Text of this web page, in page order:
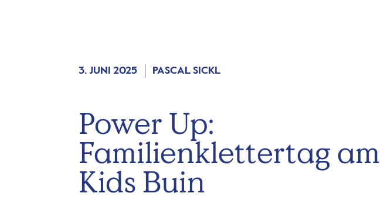
3. JUNI 2025 PASCAL SICKL
Power Up:
Familienklettertag am
Kids Buin